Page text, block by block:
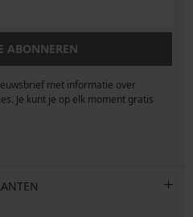
ABONNEREN
met informatie over
Je kunt je op elk moment gratis